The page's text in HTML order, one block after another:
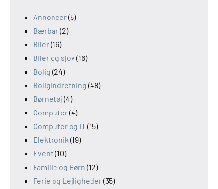
Annoncer(5)
Bærbar(2)
Biler(16)
Biler og sjov (16)
Bolig (24)
Boligindretning (48)
Børnetøj (4)
Computer(4)
Computer og IT(15)
Elektronik (19)
Event (10)
Familie og Børn (12)
Ferie og Lejligheder(35)